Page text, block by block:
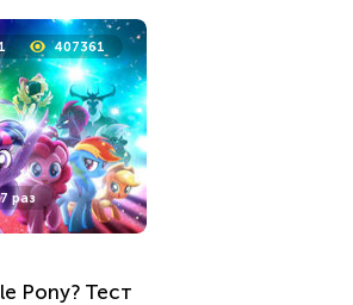
407361
раз
Pony? Тест